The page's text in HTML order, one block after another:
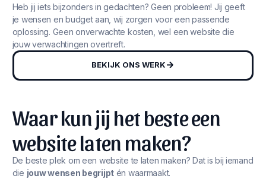
Heb jij iets bijzonders in gedachten? Geen probleem! Jij geeft
je wensen en budget aan, wij zorgen voor een passende
oplossing. Geen onverwachte kosten, wel een website die
jouw verwachtingen overtreft.
BEKIJK ONS WERK
Waar kun jij het beste een
website laten maken?
De beste plek om een website te laten maken? Dat is bij iemand
die jouw wensen begrijpt én waarmaakt.